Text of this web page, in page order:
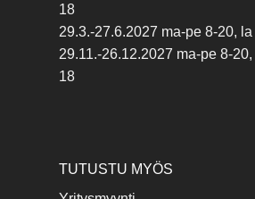
18
29.3.-27.6.2027 ma-pe 8-20,
29.11.-26.12.2027 ma-pe 8-
18
TUTUSTU MYÖS